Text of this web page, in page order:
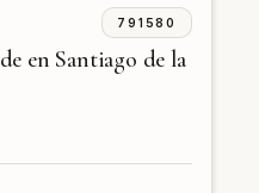
791580
en Santiago de la